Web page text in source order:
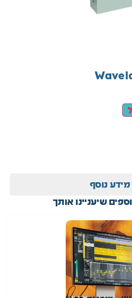
מידע נוסף
שיעניינו אותך